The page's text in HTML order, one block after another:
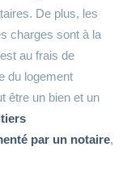
De plus, les
charges sont à la
au frais de
du logement
être un bien et un
par un notaire,